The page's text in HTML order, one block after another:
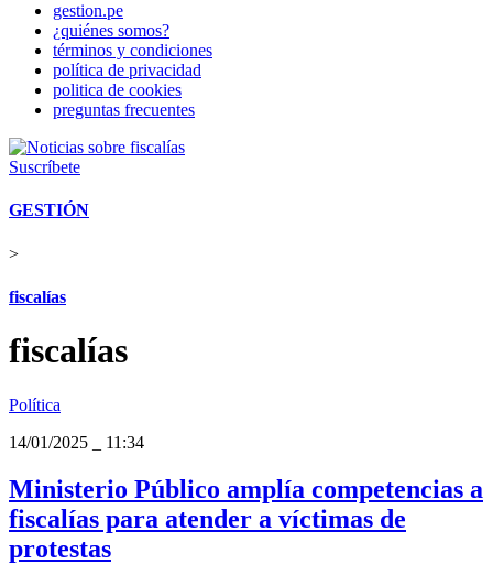
gestion.pe
¿quiénes somos?
términos y condiciones
política de privacidad
politica de cookies
preguntas frecuentes
Suscríbete
GESTIÓN
>
fiscalías
fiscalías
Política
14/01/2025
11:34
Ministerio Público amplía competencias a
fiscalías para atender a víctimas de
protestas